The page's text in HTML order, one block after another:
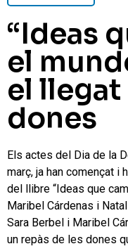
“Ideas
el
el llegat
dones
Els actes del Dia de la
març, ja han començat i
del llibre “Ideas que
Maribel Cárdenas i
Sara Berbel i Maribel
un repàs de les dones